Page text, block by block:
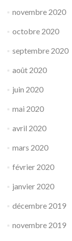
novembre 2020
octobre 2020
septembre 2020
août 2020
juin 2020
mai 2020
avril 2020
mars 2020
février 2020
janvier 2020
décembre 2019
novembre 2019